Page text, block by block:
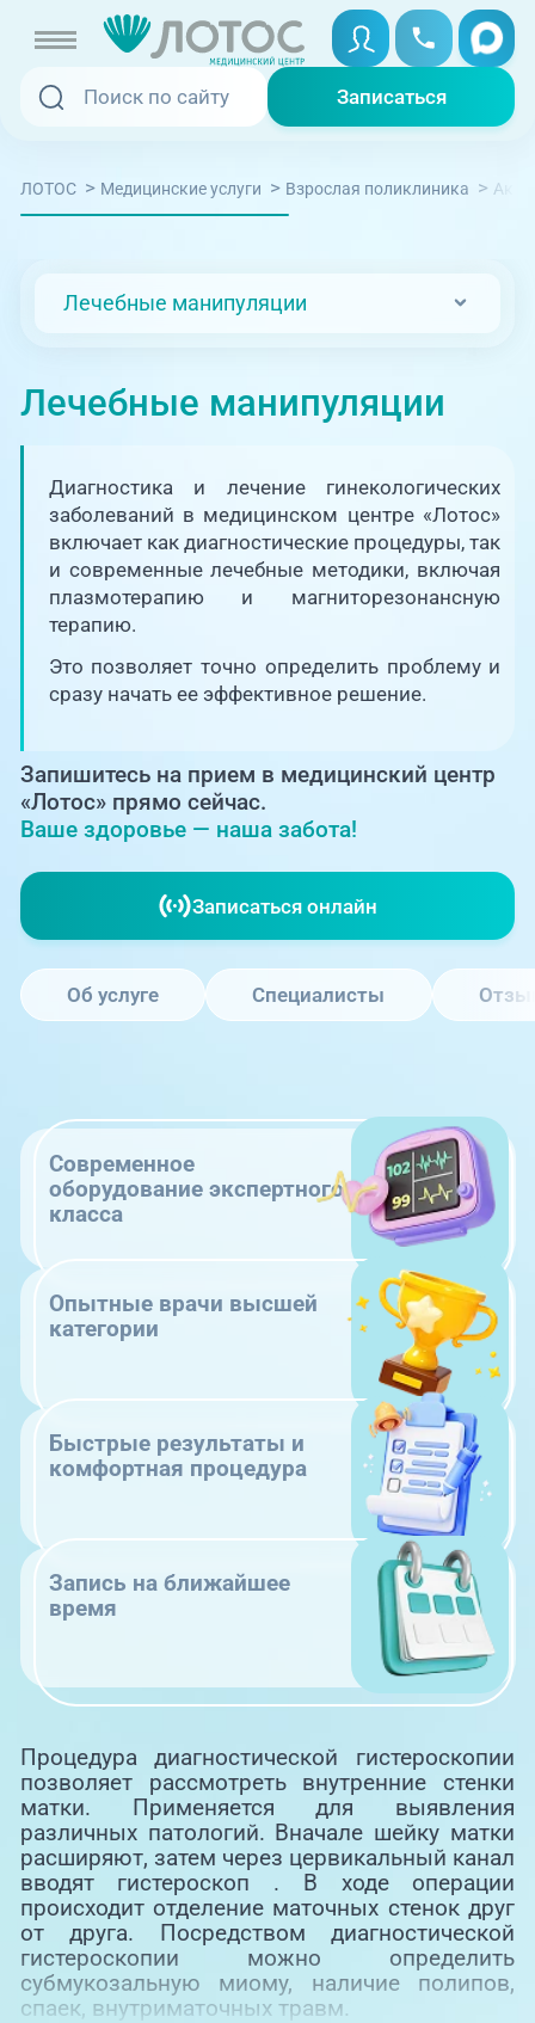
Записаться
Записаться
Услуги и цены
Отзывы
Адреса клиник
О клинике
Блог врачей
Новости
Пациентам
PreventAGE
+7 (351) 220-00-03
Записаться онлайн
Вызвать скорую
Медицина на дому
Телемедицина
+7 (351) 220-00-03
Единая справочная служба,
запись на прием
+7 (351) 220-03-03
онкологической помощи
Справочный телефон для
жителей Казахстана
ЛОТОС > Медицинские услуги > Взрослая поликлиника >
Лечебные манипуляции
Лечебные манипуляции
Диагностика и лечение гинекологических
заболеваний в медицинском центре «Лотос»
включает как диагностические процедуры, так
и современные лечебные методики, включая
плазмотерапию и магниторезонансную
терапию.
Это позволяет точно определить проблему и
сразу начать ее эффективное решение.
Запишитесь на прием в медицинский центр
«Лотос» прямо сейчас.
Ваше здоровье — наша забота!
Записаться онлайн
Об услуге Специалисты
Современное
оборудование экспертного
класса
Опытные врачи высшей
категории
Быстрые результаты и
комфортная процедура
Запись на ближайшее
время
Процедура диагностической гистероскопии
позволяет рассмотреть внутренние стенки
матки. Применяется для выявления
различных патологий. Вначале шейку матки
расширяют, затем через цервикальный канал
вводят гистероскоп . В ходе операции
происходит отделение маточных стенок друг
от друга. Посредством диагностической
гистероскопии можно определить
субмукозальную миому, наличие полипов,
спаек, внутриматочных травм.